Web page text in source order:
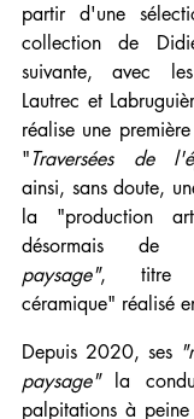
partir d'une
collection de
suivante, avec
Lautrec et
réalise une
"Traversées de
ainsi, sans doute,
la "production
désormais de
paysage", titre
céramique" réalisé
Depuis 2020, ses
paysage" la